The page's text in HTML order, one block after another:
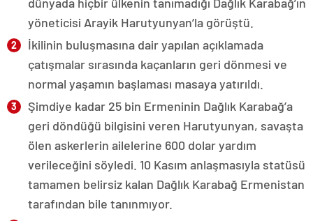
yöneticisi Arayik Harutyunyan’la görüştü.
İkilinin buluşmasına dair yapılan açıklamada
çatışmalar sırasında kaçanların geri dönmesi ve
normal yaşamın başlaması masaya yatırıldı.
Şimdiye kadar 25 bin Ermeninin Dağlık Karabağ’a
geri döndüğü bilgisini veren Harutyunyan, savaşta
ölen askerlerin ailelerine 600 dolar yardım
verileceğini söyledi. 10 Kasım anlaşmasıyla statüsü
tamamen belirsiz kalan Dağlık Karabağ Ermenistan
tarafından bile tanınmıyor.